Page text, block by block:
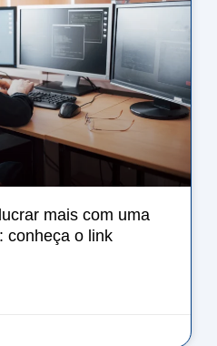
mais com uma
conheça o link